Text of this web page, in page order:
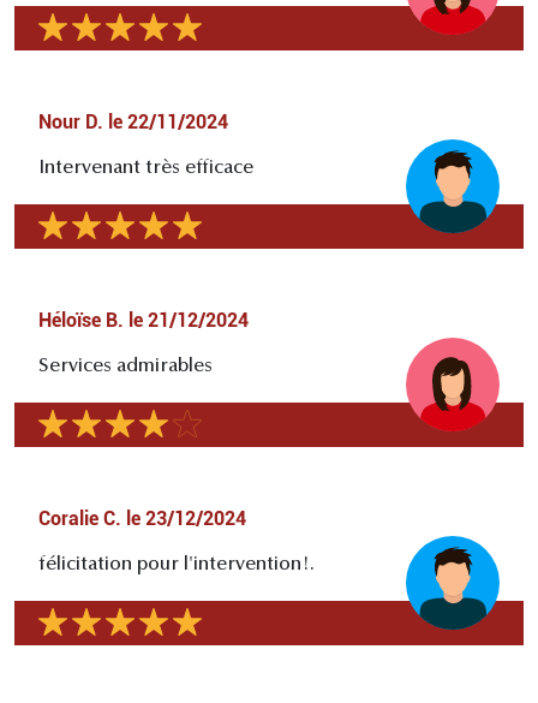
Nour D. le 22/11/2024
Intervenant très efficace
Héloïse B. le 21/12/2024
Services admirables
Coralie C. le 23/12/2024
félicitation pour l'intervention!.